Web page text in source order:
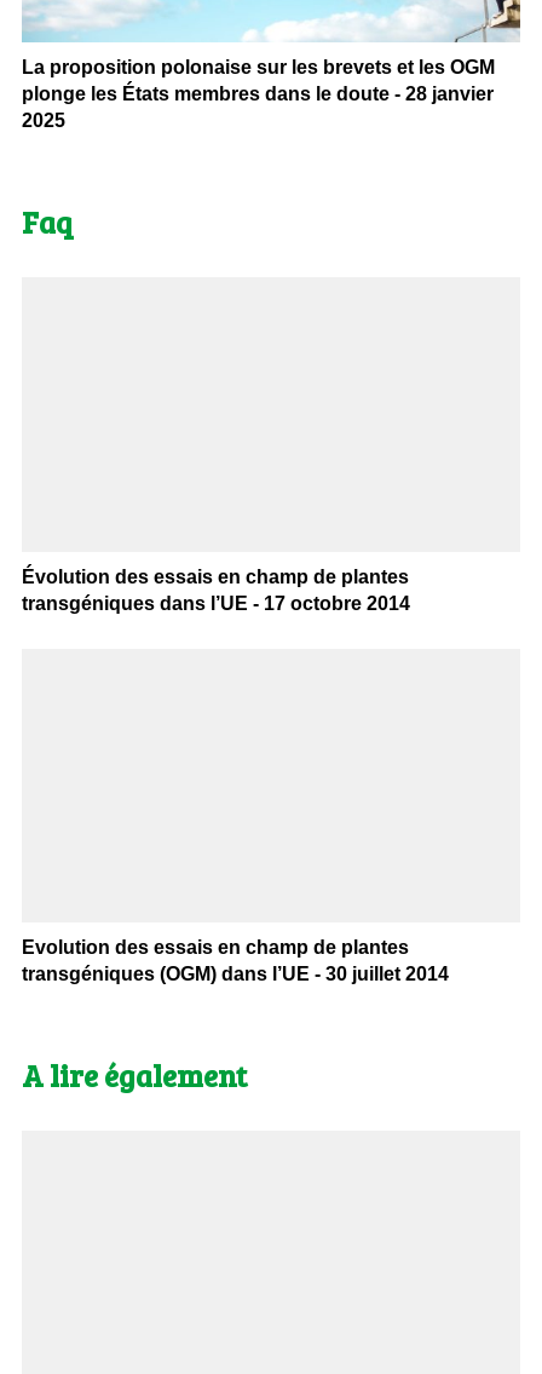
La proposition polonaise sur les brevets et les OGM
plonge les États membres dans le doute - 28 janvier
2025
Faq
Évolution des essais en champ de plantes
transgéniques dans l’UE - 17 octobre 2014
Evolution des essais en champ de plantes
transgéniques (OGM) dans l’UE - 30 juillet 2014
A lire également